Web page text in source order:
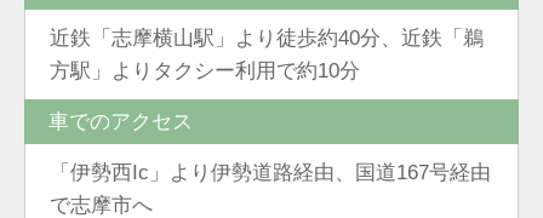
近鉄「志摩横山駅」より徒歩約40分、近鉄「鵜
方駅」よりタクシー利用で約10分
車でのアクセス
「伊勢西Ic」より伊勢道路経由、国道167号経由
で志摩市へ